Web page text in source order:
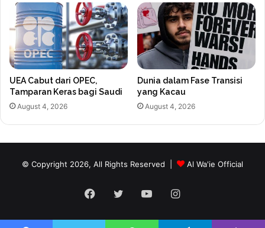
UEA Cabut dari OPEC,
Tamparan Keras bagi Saudi
August 4, 2026
Dunia dalam Fase Transisi
yang Kacau
August 4, 2026
© Copyright 2026, All Rights Reserved | Al Wa'ie Official
Facebook
Twitter YouTubeInstagram